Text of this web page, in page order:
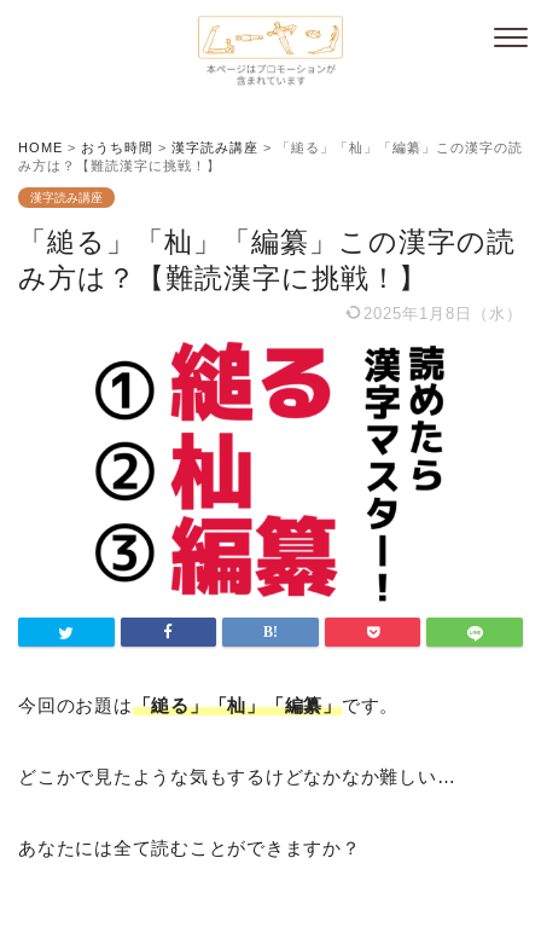
HOME > おうち時間 > 漢字読み講座 >
「縋る」「杣」「編纂」この漢字の読
み方は？【難読漢字に挑戦！】
漢字読み講座
「縋る」「杣」「編纂」この漢字の読
み方は？【難読漢字に挑戦！】
2025年1月8日（水）
今回のお題は「縋る」「杣」「編纂」です。
どこかで見たような気もするけどなかなか難しい…
あなたには全て読むことができますか？